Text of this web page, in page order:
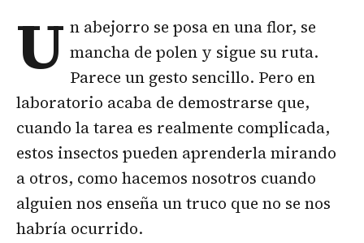
U n abejorro se posa en una flor, se
mancha de polen y sigue su ruta.
Parece un gesto sencillo. Pero en
laboratorio acaba de demostrarse que,
cuando la tarea es realmente complicada,
estos insectos pueden aprenderla mirando
a otros, como hacemos nosotros cuando
alguien nos enseña un truco que no se nos
habría ocurrido.